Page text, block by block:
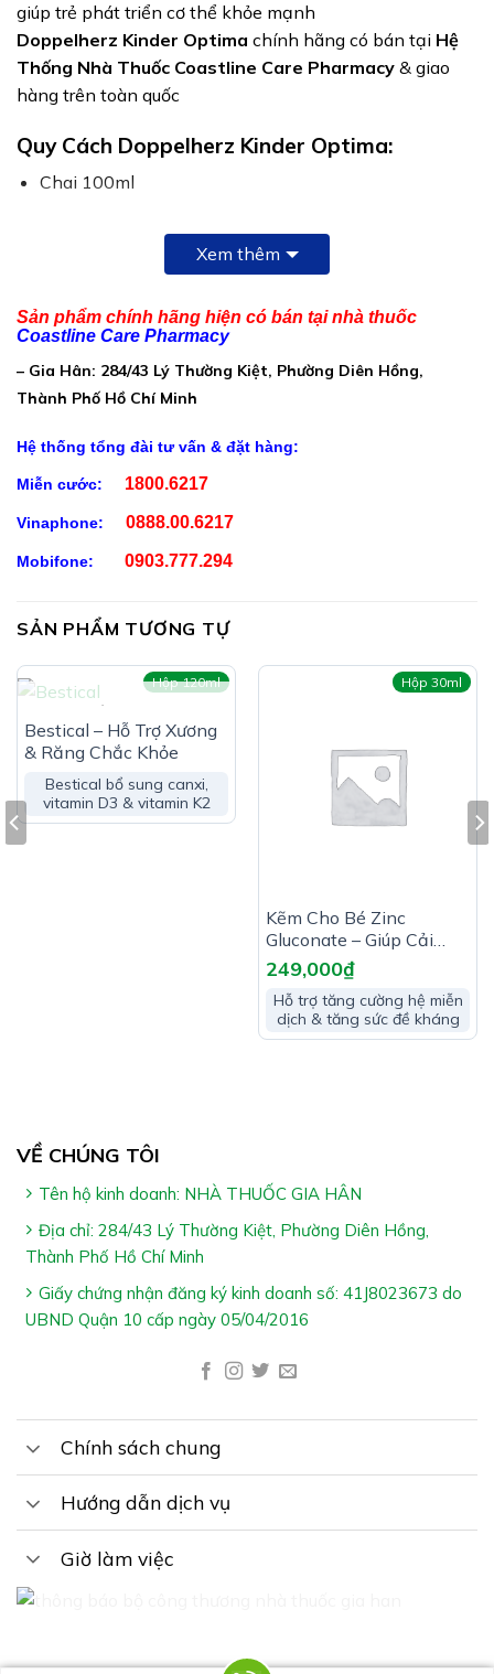
giúp trẻ phát triển cơ thể khỏe mạnh
Doppelherz Kinder Optima chính hãng có bán tại Hệ
Thống Nhà Thuốc Coastline Care Pharmacy & giao
hàng trên toàn quốc
Quy Cách Doppelherz Kinder Optima:
Chai 100ml
Thành Phần Doppelherz Kinder Optima:
Trong mỗi 5ml chứa :
L-Lysin (L-Lysin monohydroclorid)……………………………….
50mg
Vitamin C (Axit Ascorbic)
…………………………………………….40mg
Magie (Magie citrat)
……………………………………………………..8mg
Sắt (Sắt gluconat)
Vitamin E (DL-alpha-Tocopheryl acetate)
………………………. 6mg
Kẽm (Kẽm gluconat)
…………………………………………………….5mg
Axit pantothenic (Calci-D-pantothenate)
……………………….. 3mg
……………………………………………….1,4mg
Vitamin B6 (Pyridoxin hydroclorid)
Mangan (Mangan gluconat)…………………………………………
Axit folic (Vitamin B9)
………………………………………………….200µg
I-ốt (Natri i-odid)
…………………………………………………………..70µg
Biotin………………………………………………………………………….50µg
Vitamin D3 (Cholecalciferol)……………………………………………
……………………………………….3µg
Phụ liệu: Nước, sucrose, maltodextrin, gôm xanthan,
hương cam, caroten, kali sorbat, gôm arabic, natri
benzoat & tinh bột
Xem thêm
Sản phẩm chính hãng hiện có bán tại nhà thuốc
Coastline Care Pharmacy
– Gia Hân: 284/43 Lý Thường Kiệt, Phường Diên Hồng,
Thành Phố Hồ Chí Minh
Hệ thống tổng đài tư vấn & đặt hàng:
Miễn cước: 1800.6217
Vinaphone: 0888.00.6217
Mobifone: 0903.777.294
SẢN PHẨM TƯƠNG TỰ
Hộp 120ml
HẾT HÀNG
Bestical – Hỗ Trợ Xương
& Răng Chắc Khỏe
Bestical bổ sung canxi,
vitamin D3 & vitamin K2
Hộp 30ml
Kẽm Cho Bé Zinc
Gluconate – Giúp Cải
Thiện Biếng Ăn & Tăng
Sức Đề Kháng
249,000₫
Hỗ trợ tăng cường hệ miễn
dịch & tăng sức đề kháng
VỀ CHÚNG TÔI
Tên hộ kinh doanh: NHÀ THUỐC GIA HÂN
Địa chỉ: 284/43 Lý Thường Kiệt, Phường Diên Hồng,
Thành Phố Hồ Chí Minh
Giấy chứng nhận đăng ký kinh doanh số: 41J8023673 do
UBND Quận 10 cấp ngày 05/04/2016
Chính sách chung
Hướng dẫn dịch vụ
Giờ làm việc